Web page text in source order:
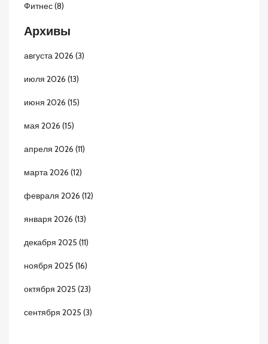
Фитнес(8)
Архивы
августа 2026 (3)
июля 2026 (13)
июня 2026 (15)
мая 2026 (15)
апреля 2026 (11)
марта 2026 (12)
февраля 2026 (12)
января 2026 (13)
декабря 2025 (11)
ноября 2025 (16)
октября 2025 (23)
сентября 2025 (3)